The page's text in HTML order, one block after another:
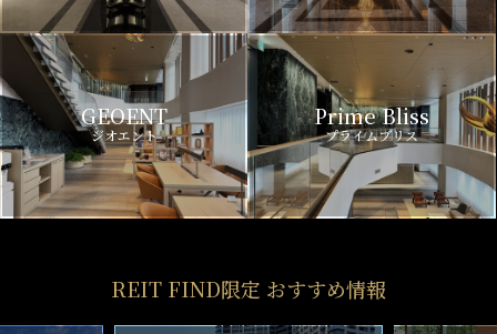
GEOENT
ジオエント
Prime Bliss
プライムブリス
REIT FIND限定 おすすめ情報